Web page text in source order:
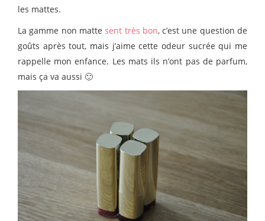
les mattes.
La gamme non matte sent très bon, c’est une question de
goûts après tout, mais j’aime cette odeur sucrée qui me
rappelle mon enfance. Les mats ils n’ont pas de parfum,
mais ça va aussi 🙂